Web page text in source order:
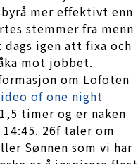
mer effektivt enn
stemmer fra menn
igen att fixa och
mot jobbet.
om Lofoten
of one night
timer og er naken
26f taler om
Sønnen som vi har